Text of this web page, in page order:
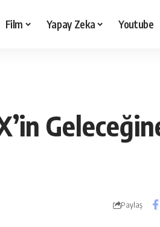
Film Yapay Zeka Youtube
Paylaş